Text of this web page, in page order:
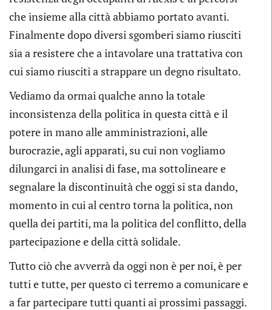
che insieme alla città abbiamo portato avanti.
Finalmente dopo diversi sgomberi siamo riusciti
sia a resistere che a intavolare una trattativa con
cui siamo riusciti a strappare un degno risultato.
Vediamo da ormai qualche anno la totale
inconsistenza della politica in questa città e il
potere in mano alle amministrazioni, alle
burocrazie, agli apparati, su cui non vogliamo
dilungarci in analisi di fase, ma sottolineare e
segnalare la discontinuità che oggi si sta dando,
momento in cui al centro torna la politica, non
quella dei partiti, ma la politica del conflitto, della
partecipazione e della città solidale.
Tutto ciò che avverrà da oggi non è per noi, è per
tutti e tutte, per questo ci terremo a comunicare e
a far partecipare tutti quanti ai prossimi passaggi.